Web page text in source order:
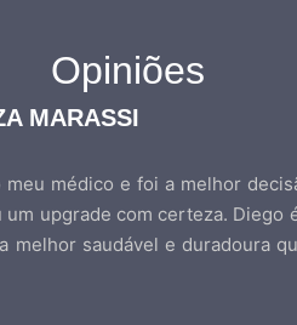
Opiniões
MARASSI
médico e foi a melhor
upgrade com certeza.
melhor saudável e duradoura